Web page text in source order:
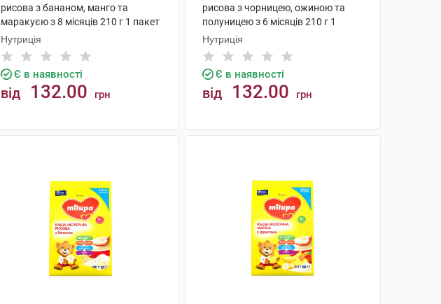
рисова з бананом, манго та
маракуєю з 8 місяців 210 г 1 пакет
Нутриція
Є в наявності
від 132.00 грн
рисова з чорницею, ожиною та
полуницею з 6 місяців 210 г 1
пакет
Нутриція
Є в наявності
від 132.00 грн